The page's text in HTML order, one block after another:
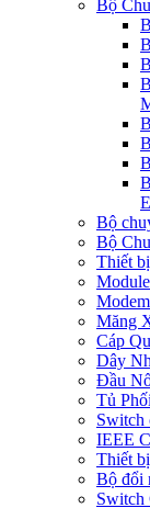
Bộ
Bộ
Bộ
Thiết
Măng
Cáp
Dây
Đầu
Tủ
Switch
IEEE
Thiết
Bộ đổi
Switch